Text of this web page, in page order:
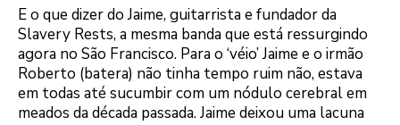
E o que dizer do Jaime, guitarrista e fundador da
Slavery Rests, a mesma banda que está ressurgindo
agora no São Francisco. Para o ‘véio’ Jaime e o irmão
Roberto (batera) não tinha tempo ruim não, estava
em todas até sucumbir com um nódulo cerebral em
meados da década passada. Jaime deixou uma lacuna